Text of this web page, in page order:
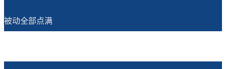
被动全部点满